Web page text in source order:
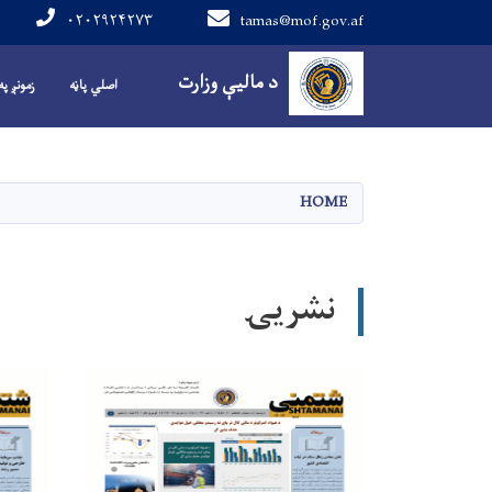
د مالیې وزارت
tamas@mof.gov.af ۰۲۰۲۹۲۴۲۷۳
Main navigation
اصلي پاڼه زمونږ
HOME
نشریۍ